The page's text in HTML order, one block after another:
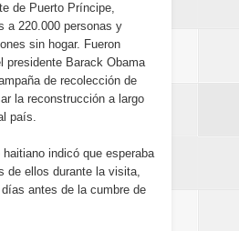
de Puerto Príncipe,
a 220.000 personas y
sin hogar. Fueron
presidente Barack Obama
de recolección de
la reconstrucción a largo
país.
indicó que esperaba
de ellos durante la visita,
antes de la cumbre de